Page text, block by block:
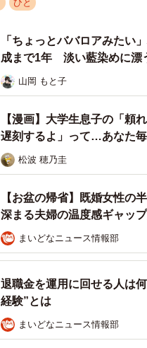
たきシーさんお気に入りの1枚＝た
ひと
「ちょっとババロアみた
成まで1年 淡い藍染めに漂
山岡 もと子
【漫画】大学生息子の「頼
遅刻するよ」って…あなた
松波 穂乃圭
【お盆の帰省】既婚女性
深まる夫婦の温度感ギャッ
まいどなニュース情報部
退職金を運用に回せる人は
経験”とは
まいどなニュース情報部